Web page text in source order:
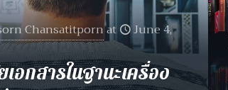
Chansatitpornat
June 4,
อกสารในฐานะเครื่อง